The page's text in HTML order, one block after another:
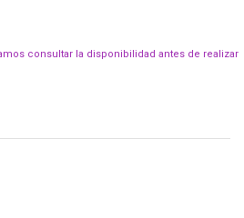
consultar la disponibilidad antes de realizar